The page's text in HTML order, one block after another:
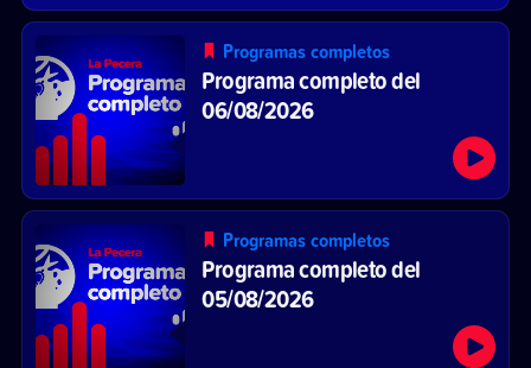
Programas completos
Programa completo del
06/08/2026
Programas completos
Programa completo del
05/08/2026